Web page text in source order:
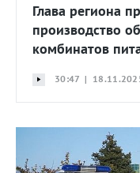
Глава региона
производство
комбинатов
30:47 |